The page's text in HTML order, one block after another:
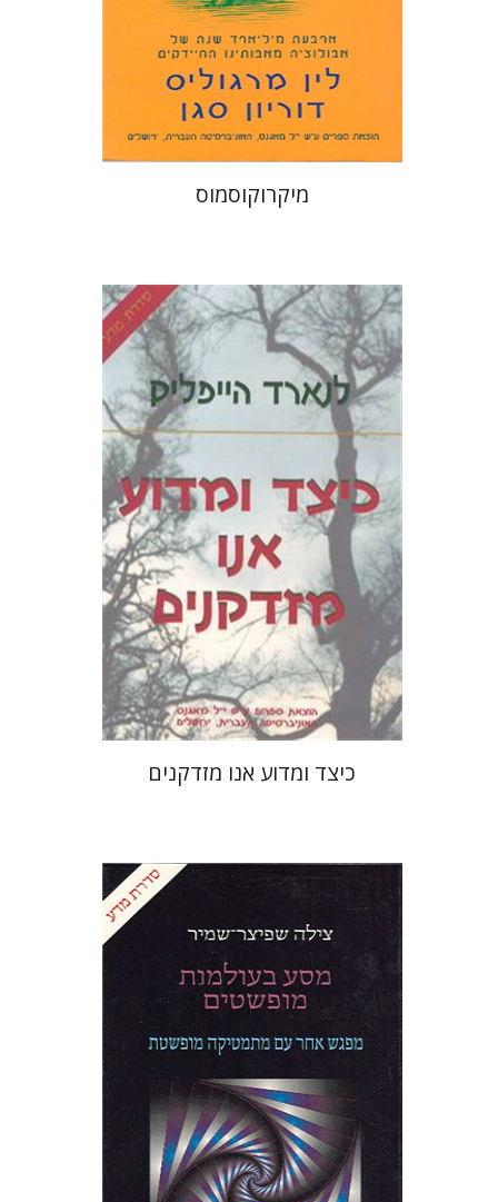
הנחת אתר ספר מודפס
$30
$27
מיקרוקוסמוס
לנארד הייפליק
יששכר אונא
עמנואל לוטם
כיצד ומדוע אנו מזדקנים
צילה שפיצר-שמיר
יששכר אונא